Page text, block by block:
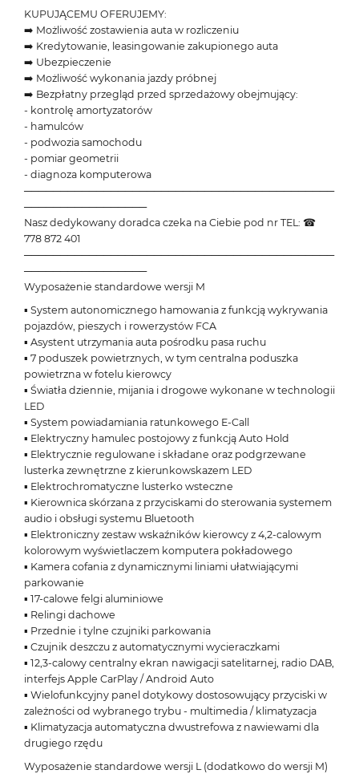
KUPUJĄCEMU OFERUJEMY:
➡️ Możliwość zostawienia auta w rozliczeniu
➡️ Kredytowanie, leasingowanie zakupionego auta
➡️ Ubezpieczenie
➡️ Możliwość wykonania jazdy próbnej
➡️ Bezpłatny przegląd przed sprzedażowy obejmujący:
- kontrolę amortyzatorów
- hamulców
- podwozia samochodu
- pomiar geometrii
- diagnoza komputerowa
───────────────────────────────────────────
─────────────────
Nasz dedykowany doradca czeka na Ciebie pod nr TEL: ☎
778 872 401
───────────────────────────────────────────
─────────────────
Wyposażenie standardowe wersji M
▪ System autonomicznego hamowania z funkcją wykrywania
pojazdów, pieszych i rowerzystów FCA
▪ Asystent utrzymania auta pośrodku pasa ruchu
▪ 7 poduszek powietrznych, w tym centralna poduszka
powietrzna w fotelu kierowcy
▪ Światła dziennie, mijania i drogowe wykonane w technologii
LED
▪ System powiadamiania ratunkowego E-Call
▪ Elektryczny hamulec postojowy z funkcją Auto Hold
▪ Elektrycznie regulowane i składane oraz podgrzewane
lusterka zewnętrzne z kierunkowskazem LED
▪ Elektrochromatyczne lusterko wsteczne
▪ Kierownica skórzana z przyciskami do sterowania systemem
audio i obsługi systemu Bluetooth
▪ Elektroniczny zestaw wskaźników kierowcy z 4,2-calowym
kolorowym wyświetlaczem komputera pokładowego
▪ Kamera cofania z dynamicznymi liniami ułatwiającymi
parkowanie
▪ 17-calowe felgi aluminiowe
▪ Relingi dachowe
▪ Przednie i tylne czujniki parkowania
▪ Czujnik deszczu z automatycznymi wycieraczkami
▪ 12,3-calowy centralny ekran nawigacji satelitarnej, radio DAB,
interfejs Apple CarPlay / Android Auto
▪ Wielofunkcyjny panel dotykowy dostosowujący przyciski w
zależności od wybranego trybu - multimedia / klimatyzacja
▪ Klimatyzacja automatyczna dwustrefowa z nawiewami dla
drugiego rzędu
Wyposażenie standardowe wersji L (dodatkowo do wersji M)